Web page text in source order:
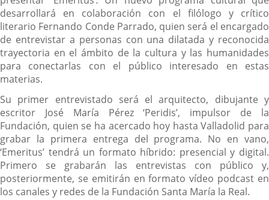
desarrollará en colaboración con el filólogo y crítico
literario Fernando Conde Parrado, quien será el encargado
de entrevistar a personas con una dilatada y reconocida
trayectoria en el ámbito de la cultura y las humanidades
para conectarlas con el público interesado en estas
materias.
Su primer entrevistado será el arquitecto, dibujante y
escritor José María Pérez ‘Peridis’, impulsor de la
Fundación, quien se ha acercado hoy hasta Valladolid para
grabar la primera entrega del programa. No en vano,
‘Emeritus’ tendrá un formato híbrido: presencial y digital.
Primero se grabarán las entrevistas con público y,
posteriormente, se emitirán en formato vídeo podcast en
los canales y redes de la Fundación Santa María la Real.